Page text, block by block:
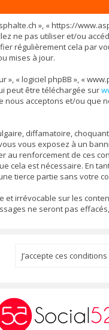
», « https://
ne pas utiliser et/ou
régulièrement cela par
mises à jour.
« logiciel phpBB », «
peut être téléchargée sur
acceptons et/ou
diffamatoire,
vous exposez à un
au renforcement de ces
cela est nécessaire. En
tierce partie sans votre
irrévocable sur les
ne seront pas